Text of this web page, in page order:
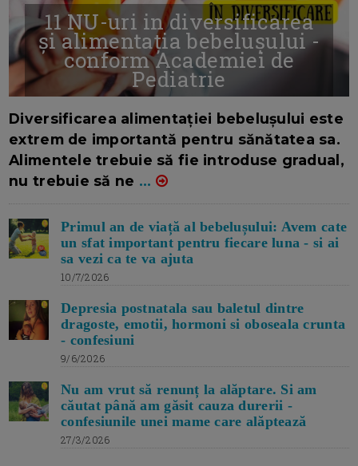
11 NU-uri in diversificarea
și alimentația bebelușului -
conform Academiei de
Pediatrie
Diversificarea alimentației bebelușului este
extrem de importantă pentru sănătatea sa.
Alimentele trebuie să fie introduse gradual,
nu trebuie să ne ...
Primul an de viață al bebelușului: Avem cate
un sfat important pentru fiecare luna - si ai
sa vezi ca te va ajuta
10/7/2026
Depresia postnatala sau baletul dintre
dragoste, emotii, hormoni si oboseala crunta
- confesiuni
9/6/2026
Nu am vrut să renunț la alăptare. Si am
căutat până am găsit cauza durerii -
confesiunile unei mame care alăptează
27/3/2026